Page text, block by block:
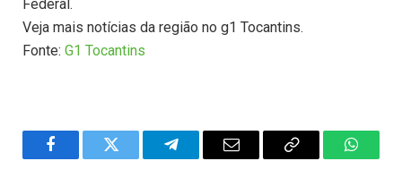
Federal.
Veja mais notícias da região no g1 Tocantins.
Fonte: G1 Tocantins
FacebookTwitter TelegramEmail
Copy